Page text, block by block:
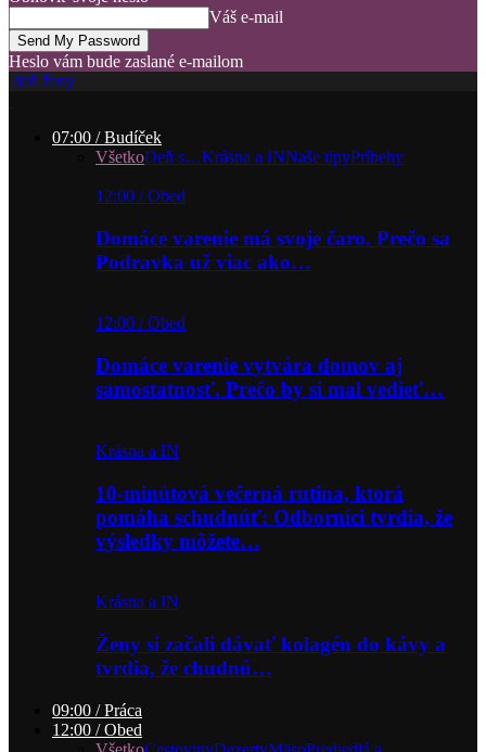
Váš e-mail
Heslo vám bude zaslané e-mailom
deň ženy
07:00 / Budíček
VšetkoDeň s…Krásna a INNaše tipyPríbehy
12:00 / Obed
Domáce varenie má svoje čaro. Prečo sa
Podravka už viac ako…
12:00 / Obed
Domáce varenie vytvára domov aj
samostatnosť. Prečo by si mal vedieť…
Krásna a IN
10-minútová večerná rutina, ktorá
pomáha schudnúť: Odborníci tvrdia, že
výsledky môžete…
Krásna a IN
Ženy si začali dávať kolagén do kávy a
tvrdia, že chudnú…
09:00 / Práca
12:00 / Obed